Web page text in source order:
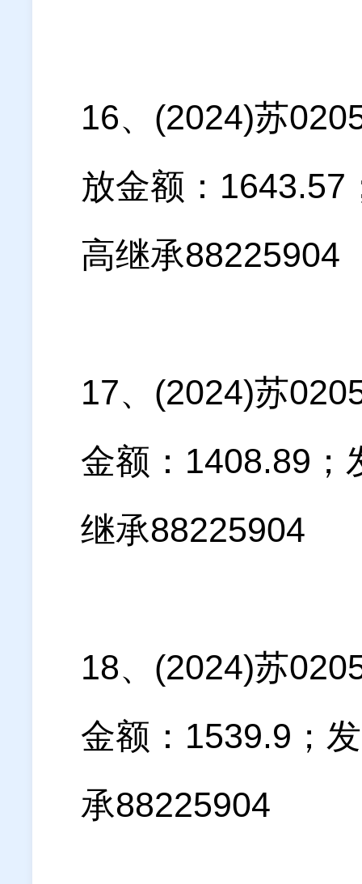
16、(2024)苏
放金额：1643.57
高继承88225904
17、(2024)苏
金额：1408.89；
继承88225904
18、(2024)苏
金额：1539.9；
承88225904